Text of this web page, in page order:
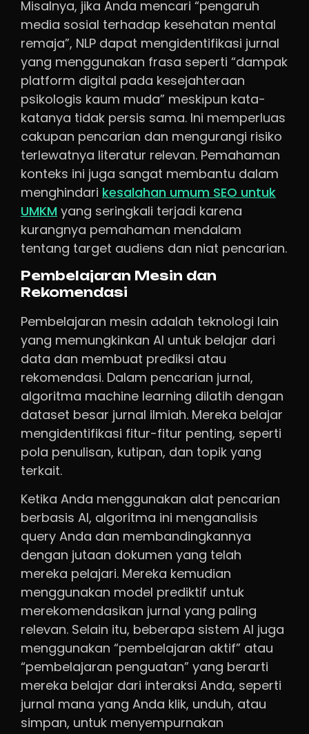
Misalnya, jika Anda mencari “pengaruh
media sosial terhadap kesehatan mental
remaja”, NLP dapat mengidentifikasi jurnal
yang menggunakan frasa seperti “dampak
platform digital pada kesejahteraan
psikologis kaum muda” meskipun kata-
katanya tidak persis sama. Ini memperluas
cakupan pencarian dan mengurangi risiko
terlewatnya literatur relevan. Pemahaman
konteks ini juga sangat membantu dalam
menghindari kesalahan umum SEO untuk
UMKM yang seringkali terjadi karena
kurangnya pemahaman mendalam
tentang target audiens dan niat pencarian.
Pembelajaran Mesin dan
Rekomendasi
Pembelajaran mesin adalah teknologi lain
yang memungkinkan AI untuk belajar dari
data dan membuat prediksi atau
rekomendasi. Dalam pencarian jurnal,
algoritma machine learning dilatih dengan
dataset besar jurnal ilmiah. Mereka belajar
mengidentifikasi fitur-fitur penting, seperti
pola penulisan, kutipan, dan topik yang
terkait.
Ketika Anda menggunakan alat pencarian
berbasis AI, algoritma ini menganalisis
query Anda dan membandingkannya
dengan jutaan dokumen yang telah
mereka pelajari. Mereka kemudian
menggunakan model prediktif untuk
merekomendasikan jurnal yang paling
relevan. Selain itu, beberapa sistem AI juga
menggunakan “pembelajaran aktif” atau
“pembelajaran penguatan” yang berarti
mereka belajar dari interaksi Anda, seperti
jurnal mana yang Anda klik, unduh, atau
simpan, untuk menyempurnakan